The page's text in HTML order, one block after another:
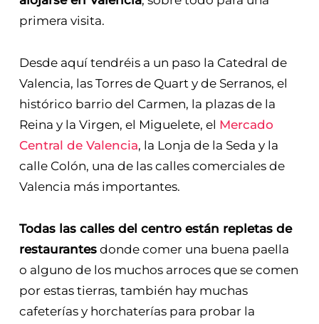
primera visita.
Desde aquí tendréis a un paso la Catedral de
Valencia, las Torres de Quart y de Serranos, el
histórico barrio del Carmen, la plazas de la
Reina y la Virgen, el Miguelete, el Mercado
Central de Valencia, la Lonja de la Seda y la
calle Colón, una de las calles comerciales de
Valencia más importantes.
Todas las calles del centro están repletas de
restaurantesdonde comer una buena paella
o alguno de los muchos arroces que se comen
por estas tierras, también hay muchas
cafeterías y horchaterías para probar la